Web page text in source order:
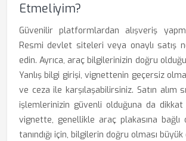
Etmeliyim?
Güvenilir platformlardan alışveriş
Resmi devlet siteleri veya onaylı satış
edin. Ayrıca, araç bilgilerinizin doğru
Yanlış bilgi girişi, vignettenin geçersiz
ve ceza ile karşılaşabilirsiniz. Satın alım
işlemlerinizin güvenli olduğuna da
vignette, genellikle araç plakasına
tanındığı için, bilgilerin doğru olması